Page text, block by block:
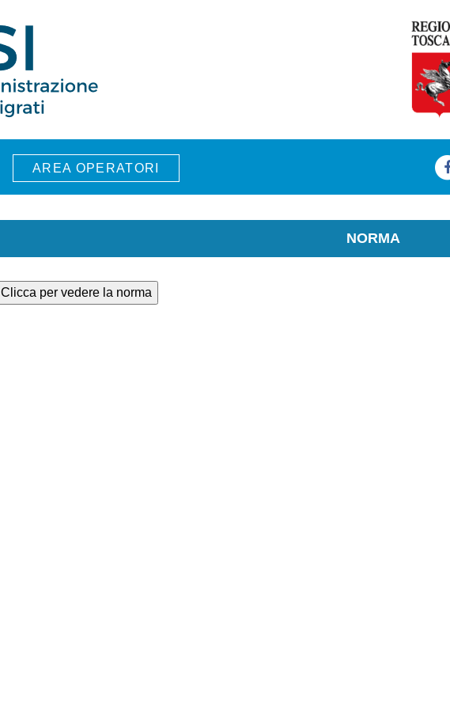
AREA OPERATORI
NORMA
Clicca per vedere la norma